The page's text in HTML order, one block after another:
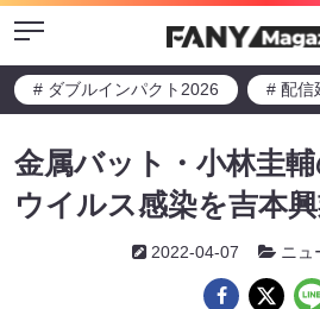
Menu
# ダブルインパクト2026 # 配信
金属バット・小林圭
ウイルス感染を吉本
2022-04-07 ニュ